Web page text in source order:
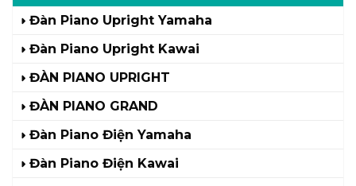
Đàn Piano Upright Yamaha
Đàn Piano Upright Kawai
ĐÀN PIANO UPRIGHT
ĐÀN PIANO GRAND
Đàn Piano Điện Yamaha
Đàn Piano Điện Kawai